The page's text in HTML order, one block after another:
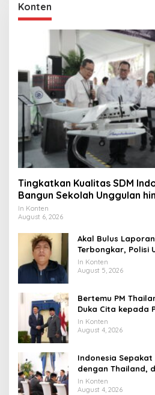
Konten
Tingkatkan Kualitas SDM
Bangun Sekolah Unggulan
Universitas Terbaik Dunia
In Konten
August 6, 2026
Akal Bulus
Terbongkar, Polisi
Uang Perusahaan
In Konten
August 5, 2026
Bertemu PM
Duka Cita kepada
Tahun ke Raja
In Konten
August 4, 2026
Indonesia
dengan Thailand,
Ekonomi Digital
In Konten
August 4, 2026